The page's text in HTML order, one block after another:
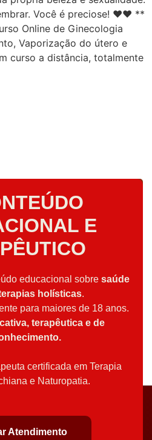
Você é preciose! ♥️♥️ **
Online de Ginecologia
Vaporização do útero e
curso a distância, totalmente
E
educacional sobre saúde
holísticas.
para maiores de 18 anos.
terapêutica e de
certificada em Terapia
e Naturopatia.
Atendimento